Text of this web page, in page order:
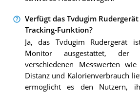
Verfügt das Tvdugim
Tracking-Funktion?
Ja, das Tvdugim Rudergerät
Monitor ausgestattet, der
verschiedenen Messwerten
Distanz und Kalorienverbrauch
ermöglicht es den Nutzern,